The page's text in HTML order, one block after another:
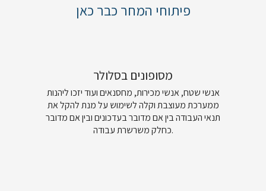
פיתוחי המחר כבר כאן
מסופונים בסלולר
אנשי שטח, אנשי מכירות, מחסנאים ועוד יזכו ליהנות
ממערכת מעוצבת וקלה לשימוש על מנת להקל את
תנאי העבודה בין אם מדובר בעדכונים ובין אם מדובר
כחלק משרשרת עבודה.